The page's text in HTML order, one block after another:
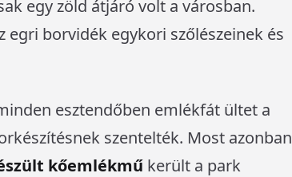
egy zöld átjáró volt a városban.
egri borvidék egykori szőlészeinek és
esztendőben emlékfát ültet a
szentelték. Most azonban
kőemlékmű került a park